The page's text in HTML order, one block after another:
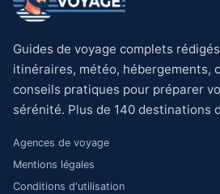
Guides de voyage complets
itinéraires, météo, hébergements,
conseils pratiques pour préparer
sérénité. Plus de 140 destinations
Agences de voyage
Mentions légales
Conditions d'utilisation